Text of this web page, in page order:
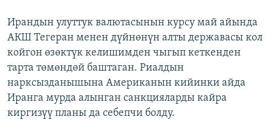
Ирандын улуттук валютасынын курсу май айында
АКШ Тегеран менен дүйнөнүн алты державасы кол
койгон өзөктүк келишимден чыгып кеткенден
тарта төмөндөй баштаган. Риалдын
нарксызданышына Американын кийинки айда
Иранга мурда алынган санкцияларды кайра
киргизүү планы да себепчи болду.